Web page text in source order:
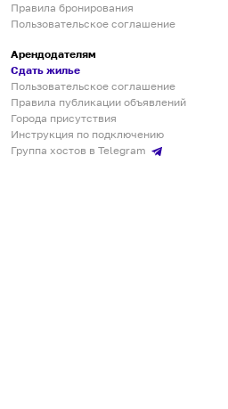
Правила бронирования
Пользовательское соглашение
Арендодателям
Сдать жилье
Пользовательское соглашение
Правила публикации объявлений
Города присутствия
Инструкция по подключению
Группа хостов в Telegram